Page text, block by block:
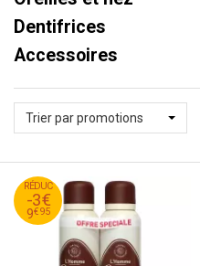
Dentifrices
Accessoires
Trier par promotions
RÉDUC
-3€
9€95
12
€
95
9
€
95